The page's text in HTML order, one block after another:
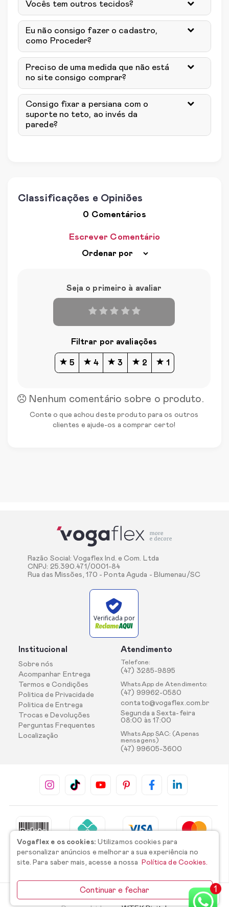
Vocês tem outros tecidos?
Eu não consigo fazer o cadastro,
como Proceder?
Preciso de uma medida que não está
no site consigo comprar?
Consigo fixar a persiana com o
suporte no teto, ao invés da
parede?
Classificações e Opiniões
0 Comentários
Escrever Comentário
Seja o primeiro à avaliar
Filtrar por avaliações
5 4 3 2 1
Nenhum comentário sobre o produto.
Conte o que achou deste produto para os outros
clientes e ajude-os a comprar certo!
Razão Social: Vogaflex Ind. e Com. Ltda
CNPJ: 25.390.471/0001-84
Rua das Missões, 170 - Ponta Aguda - Blumenau/SC
Verificada por
Institucional
Sobre nós
Acompanhar Entrega
Termos e Condições
Politica de Privacidade
Politica de Entrega
Trocas e Devoluções
Perguntas Frequentes
Localização
Atendimento
Telefone:
(47) 3285-9895
WhatsApp de Atendimento:
(47) 99962-0580
contato@vogaflex.com.br
Segunda a Sexta-feira
08:00 às 17:00
WhatsApp SAC: (Apenas
mensagens)
(47) 99605-3600
©2026 Todos os direitos reservados.
Vogaflex e os cookies: Utilizamos cookies para
personalizar anúncios e melhorar a sua experiência no
site. Para saber mais, acesse a nossa
Política de Cookies.
Continuar e fechar